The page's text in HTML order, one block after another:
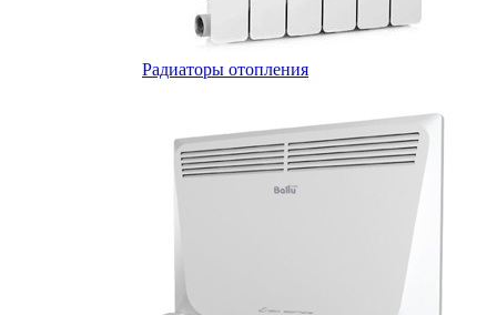
Радиаторы отопления